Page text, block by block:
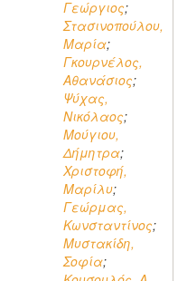
Γεώργιος;
Στασινοπούλου,
Μαρία;
Γκουρνέλος,
Αθανάσιος;
Ψύχας,
Νικόλαος;
Μούγιου,
Δήμητρα;
Χριστοφή,
Μαρίλυ;
Γεώρμας,
Κωνσταντίνος;
Μυστακίδη,
Σοφία;